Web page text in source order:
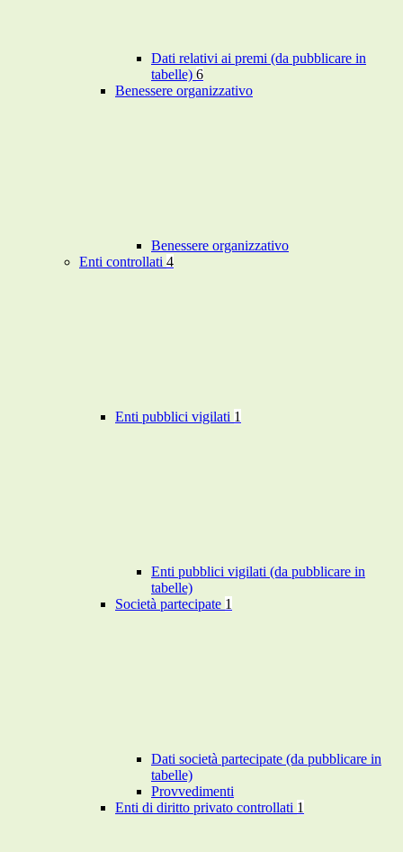
Dati relativi ai premi (da pubblicare in
tabelle) 6
Benessere organizzativo
Benessere organizzativo
Enti controllati 4
Enti pubblici vigilati 1
Enti pubblici vigilati (da pubblicare in
tabelle)
Società partecipate 1
Dati società partecipate (da pubblicare in
tabelle)
Provvedimenti
Enti di diritto privato controllati 1